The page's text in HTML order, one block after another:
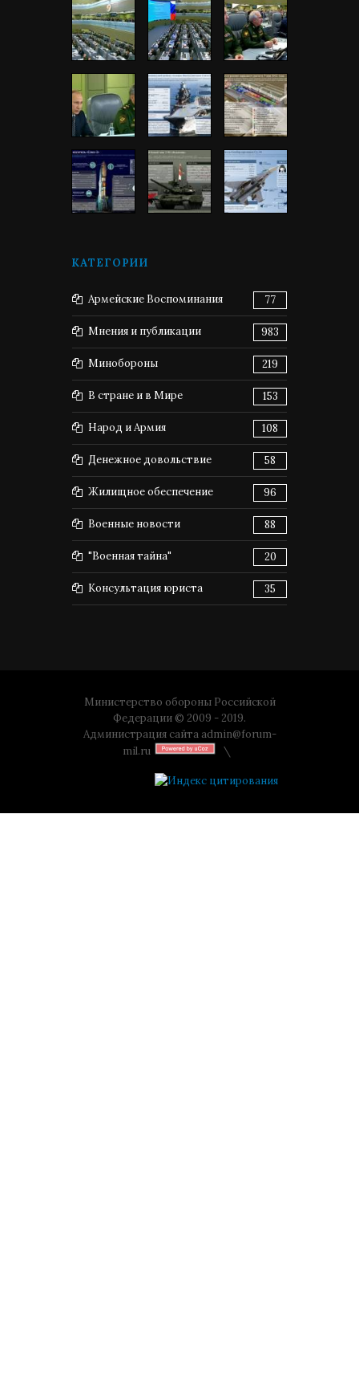
КАТЕГОРИИ
Армейские Воспоминания 77
Мнения и публикации 983
Минобороны 219
В стране и в Мире 153
Народ и Армия 108
Денежное довольствие 58
Жилищное обеспечение 96
Военные новости 88
"Военная тайна" 20
Консультация юриста 35
Министерство обороны Российской
Федерации © 2009 - 2019.
Администрация сайта admin@forum-
mil.ru